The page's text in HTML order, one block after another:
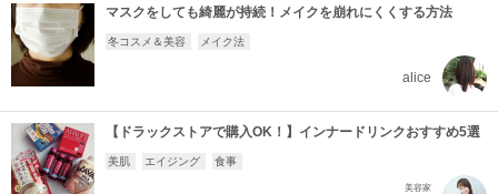
マスクをしても綺麗が持続！メイクを崩れにくくする方法
冬コスメ＆美容 メイク法
alice
【ドラックストアで購入OK！】インナードリンクおすすめ5選
美肌 エイジング 食事
美容家